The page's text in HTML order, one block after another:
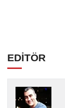
EDİTÖR